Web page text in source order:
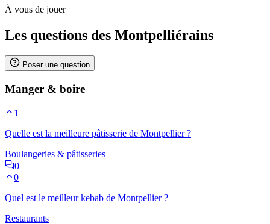
À vous de jouer
Les questions des Montpelliérains
Poser une question
Manger & boire
1
Quelle est la meilleure pâtisserie de Montpellier ?
Boulangeries & pâtisseries
0
0
Quel est le meilleur kebab de Montpellier ?
Restaurants